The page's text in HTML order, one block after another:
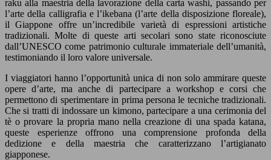
raku alla maestria della lavorazione della carta washi, passando per
l’arte della calligrafia e l’ikebana (l’arte della disposizione floreale),
il Giappone offre un’incredibile varietà di espressioni artistiche
tradizionali. Molte di queste arti secolari sono state riconosciute
dall’UNESCO come patrimonio culturale immateriale dell’umanità,
testimoniando il loro valore universale.
I viaggiatori hanno l’opportunità unica di non solo ammirare queste
opere d’arte, ma anche di partecipare a workshop e corsi che
permettono di sperimentare in prima persona le tecniche tradizionali.
Che si tratti di indossare un kimono, partecipare a una cerimonia del
tè o provare la propria mano nella creazione di una spada katana,
queste esperienze offrono una comprensione profonda della
dedizione e della maestria che caratterizzano l’artigianato
giapponese.